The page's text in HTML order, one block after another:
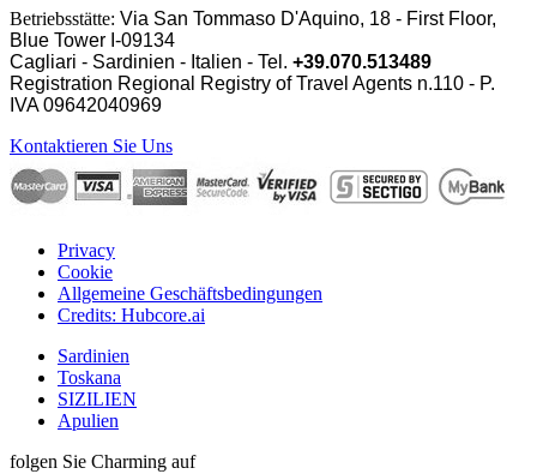
Betriebsstätte: Via San Tommaso D'Aquino, 18 - First Floor,
Blue Tower I-09134
Cagliari - Sardinien - Italien - Tel. +39.070.513489
Registration Regional Registry of Travel Agents n.110 - P.
IVA09642040969
Kontaktieren Sie Uns
Privacy
Cookie
Allgemeine Geschäftsbedingungen
Credits: Hubcore.ai
Sardinien
Toskana
SIZILIEN
Apulien
folgen Sie Charming auf